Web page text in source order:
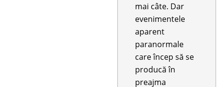
mai câte. Dar
evenimentele
aparent
paranormale
care încep să se
producă în
preajma